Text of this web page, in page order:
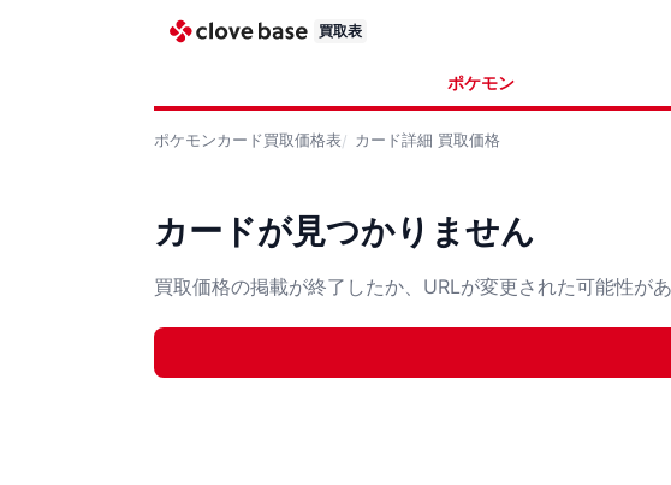
買取表
ポケモン
ポケモンカード買取価格表 カード詳細 買取価格
カードが見つかりません
買取価格の掲載が終了したか、URLが変更された可能性があ